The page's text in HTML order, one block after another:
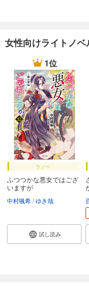
女性向けライトノ
1位
ラノベ
ふつつかな悪女ではござ
いますが
中村颯希 ゆき哉
試し読み